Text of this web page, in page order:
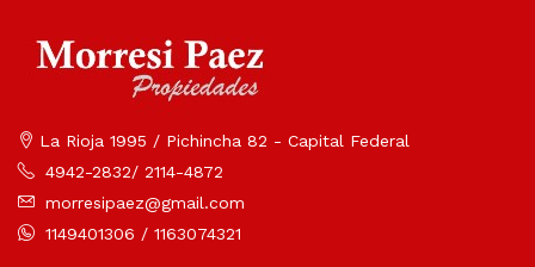
La Rioja 1995 / Pichincha 82 - Capital Federal
4942-2832/ 2114-4872
morresipaez@gmail.com
1149401306 / 1163074321